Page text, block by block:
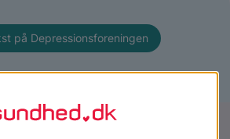
på Depressionsforeningen